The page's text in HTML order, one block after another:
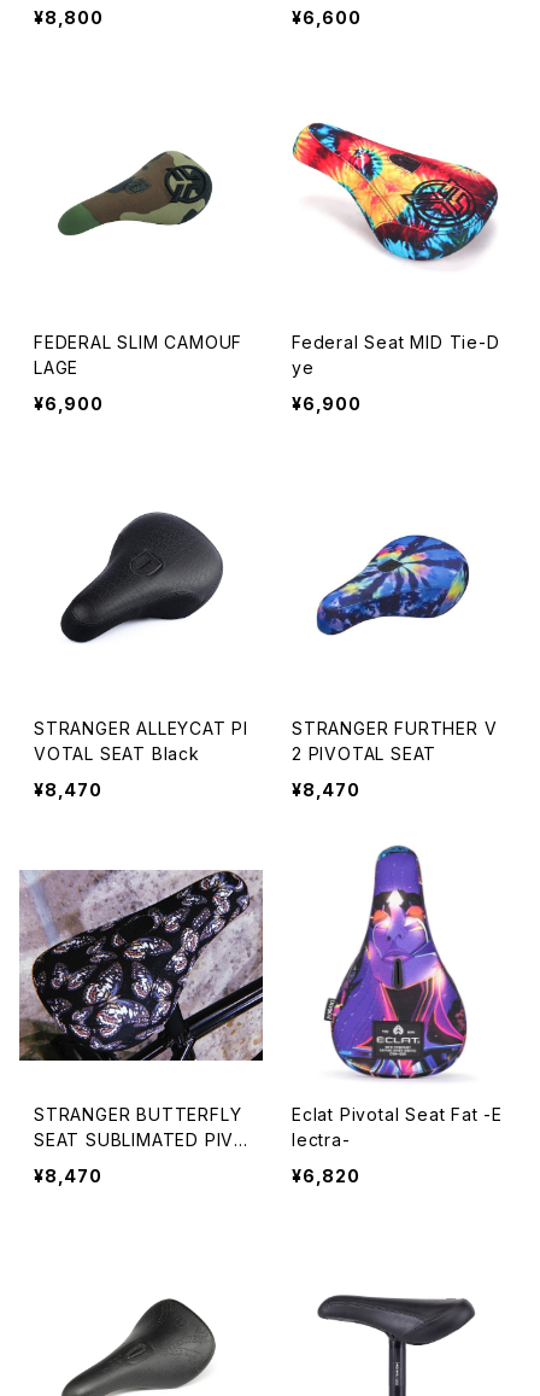
¥8,800
¥6,600
FEDERAL SLIM CAMOUF
LAGE
¥6,900
Federal Seat MID Tie-D
ye
¥6,900
STRANGER ALLEYCAT PI
VOTAL SEAT Black
¥8,470
STRANGER FURTHER V
2 PIVOTAL SEAT
¥8,470
STRANGER BUTTERFLY
SEAT SUBLIMATED PIVO
TAL BLACK
¥8,470
Eclat Pivotal Seat Fat -E
lectra-
¥6,820